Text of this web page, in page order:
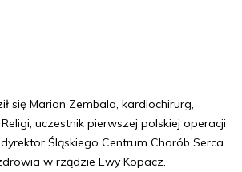
się Marian Zembala, kardiochirurg,
uczestnik pierwszej polskiej operacji
Śląskiego Centrum Chorób Serca
w rządzie Ewy Kopacz.